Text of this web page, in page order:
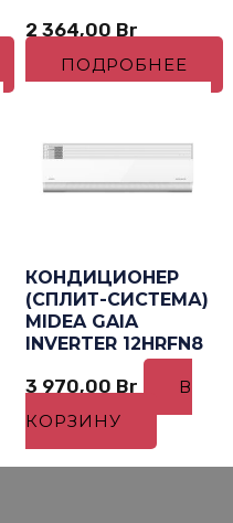
2 364,00 Br
ПОДРОБНЕЕ
КОНДИЦИОНЕР
(СПЛИТ-СИСТЕМА)
MIDEA GAIA
INVERTER 12HRFN8
3 970,00 Br
В
КОРЗИНУ